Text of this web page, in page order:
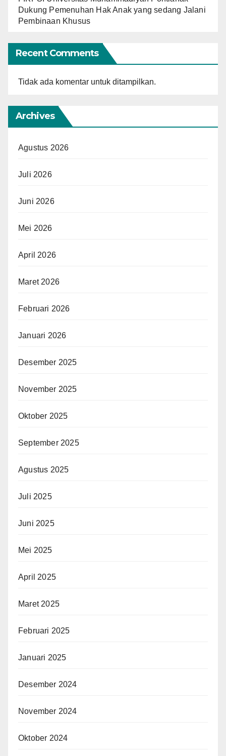
Dukung Pemenuhan Hak Anak yang sedang Jalani
Pembinaan Khusus
Recent Comments
Tidak ada komentar untuk ditampilkan.
Archives
Agustus 2026
Juli 2026
Juni 2026
Mei 2026
April 2026
Maret 2026
Februari 2026
Januari 2026
Desember 2025
November 2025
Oktober 2025
September 2025
Agustus 2025
Juli 2025
Juni 2025
Mei 2025
April 2025
Maret 2025
Februari 2025
Januari 2025
Desember 2024
November 2024
Oktober 2024